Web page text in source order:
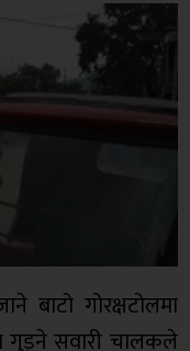
गोरक्षटोलमा
गुड्ने सवारी चालकले